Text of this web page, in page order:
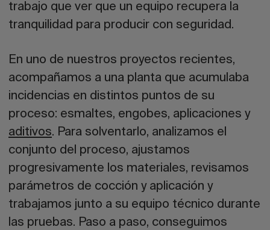
trabajo que ver que un equipo recupera la
tranquilidad para producir con seguridad.
En uno de nuestros proyectos recientes,
acompañamos a una planta que acumulaba
incidencias en distintos puntos de su
proceso: esmaltes, engobes, aplicaciones y
aditivos. Para solventarlo, analizamos el
conjunto del proceso, ajustamos
progresivamente los materiales, revisamos
parámetros de cocción y aplicación y
trabajamos junto a su equipo técnico durante
las pruebas. Paso a paso, conseguimos